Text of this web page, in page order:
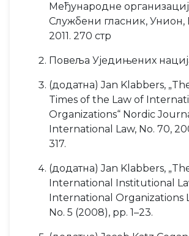
Међународне
Службени гласник, Унион,
2011. 270 стр
Повеља Уједињених
(додатна) Jan Klabbers,
Times of the Law of
Organizations“ Nordic
International Law, No. 70,
317.
(додатна) Jan Klabbers,
International Institutional
International Organizations
No. 5 (2008), pp. 1–23.